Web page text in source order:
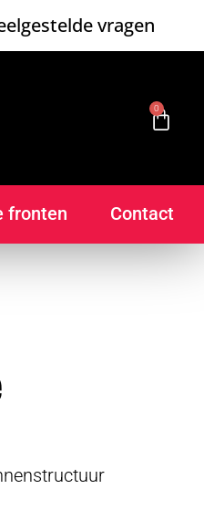
vragen
0
fronten Contact